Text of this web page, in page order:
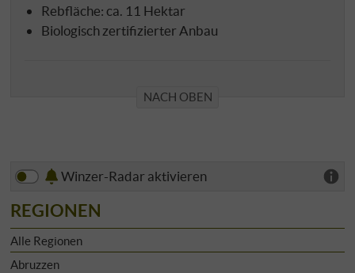
Rebfläche: ca. 11 Hektar
Biologisch zertifizierter Anbau
NACH OBEN
Winzer-Radar aktivieren
REGIONEN
Alle Regionen
Abruzzen